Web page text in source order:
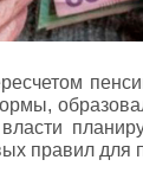
правил для